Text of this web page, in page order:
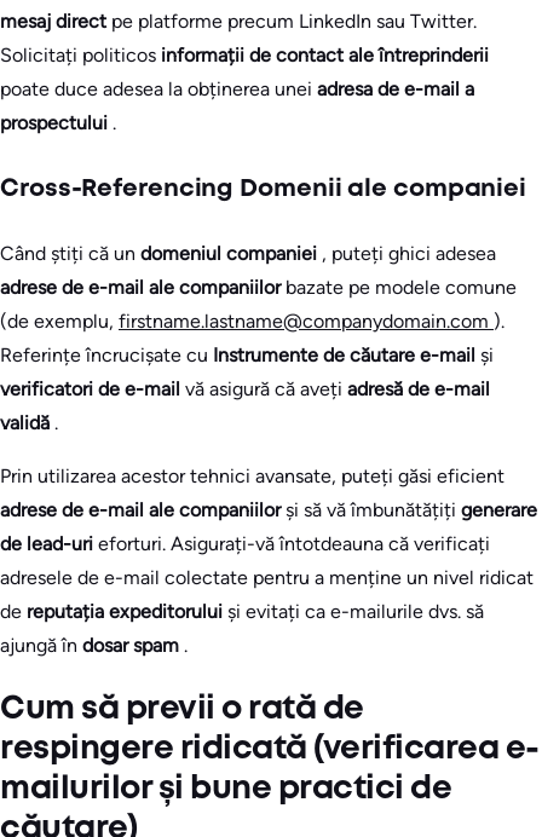
mesaj direct pe platforme precum LinkedIn sau Twitter.
Solicitați politicos informații de contact ale întreprinderii
poate duce adesea la obținerea unei adresa de e-mail a
prospectului .
Cross-Referencing Domenii ale companiei
Când știți că un domeniul companiei , puteți ghici adesea
adrese de e-mail ale companiilor bazate pe modele comune
(de exemplu, firstname.lastname@companydomain.com ).
Referințe încrucișate cu Instrumente de căutare e-mail și
verificatori de e-mail vă asigură că aveți adresă de e-mail
validă .
Prin utilizarea acestor tehnici avansate, puteți găsi eficient
adrese de e-mail ale companiilorși să vă îmbunătățiți generare
de lead-uri eforturi. Asigurați-vă întotdeauna că verificați
adresele de e-mail colectate pentru a menține un nivel ridicat
de reputația expeditorului și evitați ca e-mailurile dvs. să
ajungă în dosar spam .
Cum să previi o rată de
respingere ridicată (verificarea e-
mailurilor și bune practici de
căutare)